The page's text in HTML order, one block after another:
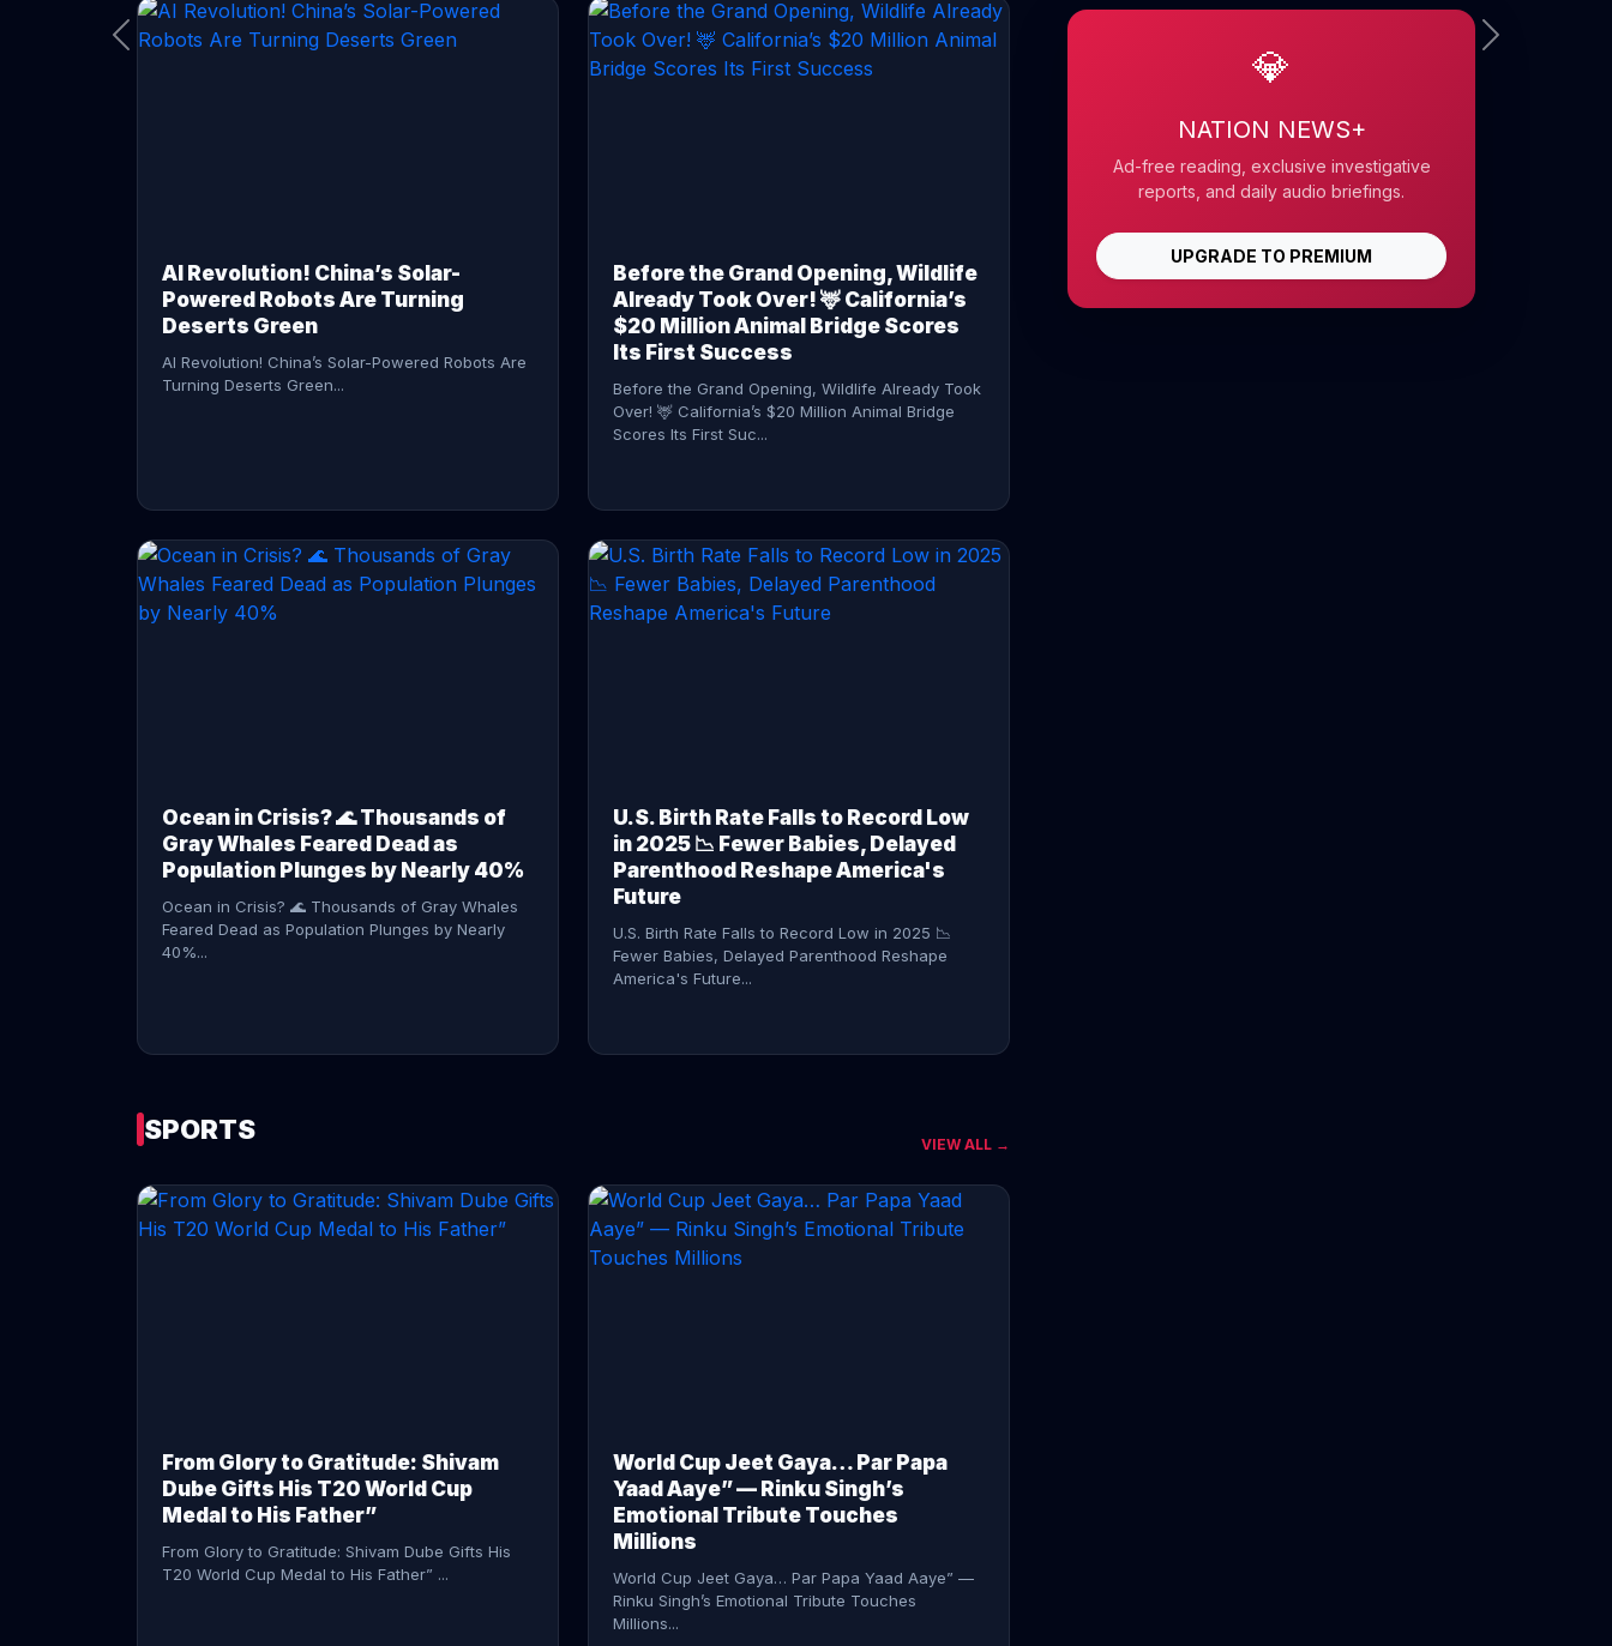
CONTINUE READING →
AI Revolution! China’s Solar-
Powered Robots Are Turning
Deserts Green
AI Revolution! China’s Solar-Powered Robots Are
Turning Deserts Green...
Before the Grand Opening, Wildlife
Already Took Over! 🦌 California’s
$20 Million Animal Bridge Scores
Its First Success
Before the Grand Opening, Wildlife Already Took
Over! 🦌 California’s $20 Million Animal Bridge
Scores Its First Suc...
Ocean in Crisis? 🌊 Thousands of
Gray Whales Feared Dead as
Population Plunges by Nearly 40%
Ocean in Crisis? 🌊 Thousands of Gray Whales
Feared Dead as Population Plunges by Nearly
40%...
U.S. Birth Rate Falls to Record Low
in 2025 📉 Fewer Babies, Delayed
Parenthood Reshape America's
Future
U.S. Birth Rate Falls to Record Low in 2025 📉
Fewer Babies, Delayed Parenthood Reshape
America's Future...
CONTINUE READING →
SPORTS VIEW ALL →
From Glory to Gratitude: Shivam
Dube Gifts His T20 World Cup
Medal to His Father”
From Glory to Gratitude: Shivam Dube Gifts His
T20 World Cup Medal to His Father” ...
World Cup Jeet Gaya… Par Papa
Yaad Aaye” — Rinku Singh’s
Emotional Tribute Touches
Millions
World Cup Jeet Gaya… Par Papa Yaad Aaye” —
Rinku Singh’s Emotional Tribute Touches
Millions...
💎
NATION NEWS+
Ad-free reading, exclusive investigative
reports, and daily audio briefings.
UPGRADE TO PREMIUM